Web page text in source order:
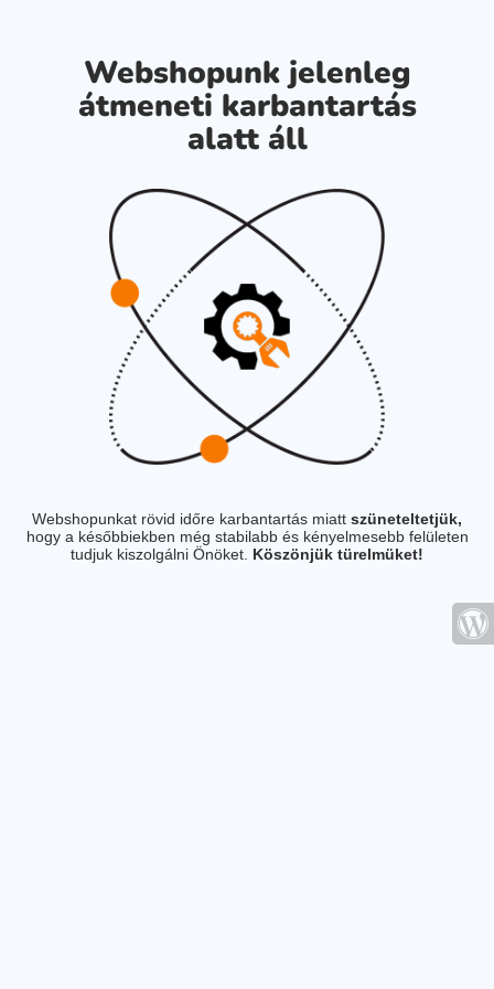
Webshopunk jelenleg
átmeneti karbantartás
alatt áll
Webshopunkat rövid időre karbantartás miatt szüneteltetjük,
hogy a későbbiekben még stabilabb és kényelmesebb felületen
tudjuk kiszolgálni Önöket. Köszönjük türelmüket!